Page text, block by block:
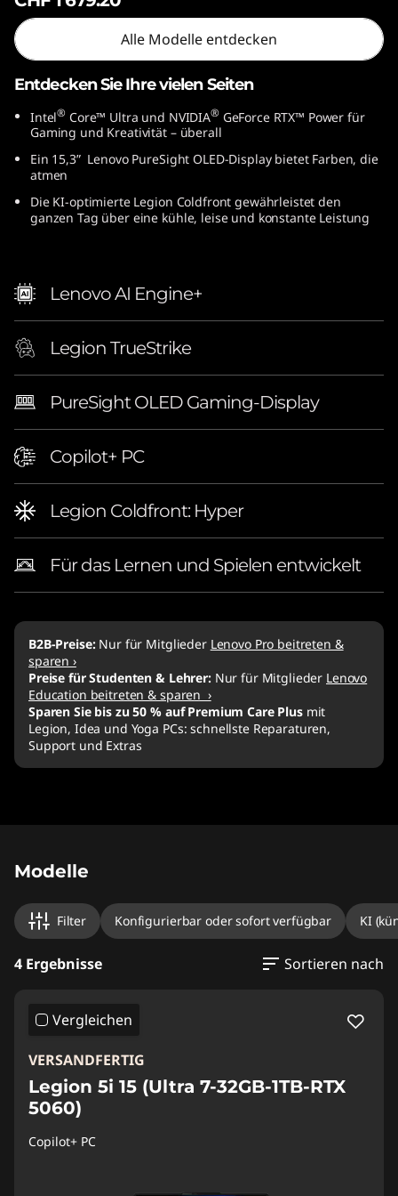
Alle Modelle entdecken
Entdecken Sie Ihre vielen Seiten
Intel® Core™ Ultra und NVIDIA® GeForce RTX™ Power für
Gaming und Kreativität – überall
Ein 15,3” Lenovo PureSight OLED-Display bietet Farben, die
atmen
Die KI-optimierte Legion Coldfront gewährleistet den
ganzen Tag über eine kühle, leise und konstante Leistung
Lenovo AI Engine+
Legion TrueStrike
PureSight OLED Gaming-Display
Copilot+ PC
Legion Coldfront: Hyper
Für das Lernen und Spielen entwickelt
B2B-Preise: Nur für Mitglieder Lenovo Pro beitreten &
sparen ›
Preise für Studenten & Lehrer: Nur für Mitglieder Lenovo
Education beitreten & sparen ›
Sparen Sie bis zu 50 % auf Premium Care Plusmit
Legion, Idea und Yoga PCs: schnellste Reparaturen,
Support und Extras
Modelle
Filter Konfigurierbar oder sofort verfügbar KI
4 Ergebnisse Sortieren nach
Vergleichen
VERSANDFERTIG
Legion 5i 15 (Ultra 7-32GB-1TB-RTX
5060)
Copilot+ PC